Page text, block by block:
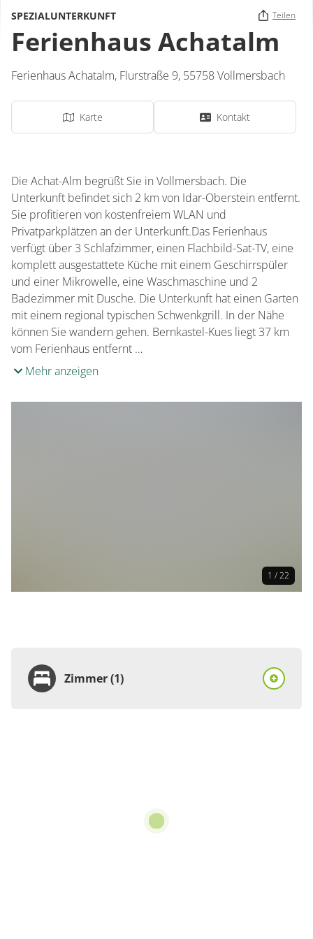
SPEZIALUNTERKUNFT Teilen
Ferienhaus Achatalm
Ferienhaus Achatalm, Flurstraße 9, 55758Vollmersbach
Karte Kontakt
Die Achat-Alm begrüßt Sie in Vollmersbach. Die
Unterkunft befindet sich 2 km von Idar-Oberstein entfernt.
Sie profitieren von kostenfreiem WLAN und
Privatparkplätzen an der Unterkunft.Das Ferienhaus
verfügt über 3 Schlafzimmer, einen Flachbild-Sat-TV, eine
komplett ausgestattete Küche mit einem Geschirrspüler
und einer Mikrowelle, eine Waschmaschine und 2
Badezimmer mit Dusche. Die Unterkunft hat einen Garten
mit einem regional typischen Schwenkgrill. In der Nähe
können Sie wandern gehen. Bernkastel-Kues liegt 37 km
vom Ferienhaus entfernt …
Mehr anzeigen
1 / 22
Zimmer (1)
pro Einheit/Nacht